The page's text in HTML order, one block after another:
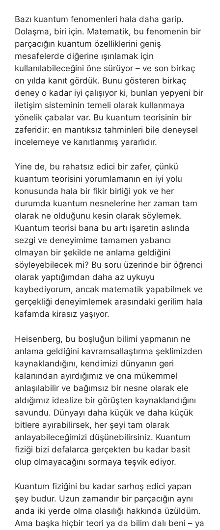
Bazı kuantum fenomenleri hala daha garip.
Dolaşma, biri için. Matematik, bu fenomenin bir
parçacığın kuantum özelliklerini geniş
mesafelerde diğerine ışınlamak için
kullanılabileceğini öne sürüyor – ve son birkaç
on yılda kanıt gördük. Bunu gösteren birkaç
deney o kadar iyi çalışıyor ki, bunları yepyeni bir
iletişim sisteminin temeli olarak kullanmaya
yönelik çabalar var. Bu kuantum teorisinin bir
zaferidir: en mantıksız tahminleri bile deneysel
incelemeye ve kanıtlanmış yararlıdır.
Yine de, bu rahatsız edici bir zafer, çünkü
kuantum teorisini yorumlamanın en iyi yolu
konusunda hala bir fikir birliği yok ve her
durumda kuantum nesnelerine her zaman tam
olarak ne olduğunu kesin olarak söylemek.
Kuantum teorisi bana bu artı işaretin aslında
sezgi ve deneyimime tamamen yabancı
olmayan bir şekilde ne anlama geldiğini
söyleyebilecek mi? Bu soru üzerinde bir öğrenci
olarak yaptığımdan daha az uykuyu
kaybediyorum, ancak matematik yapabilmek ve
gerçekliği deneyimlemek arasındaki gerilim hala
kafamda kirasız yaşıyor.
Heisenberg, bu boşluğun bilimi yapmanın ne
anlama geldiğini kavramsallaştırma şeklimizden
kaynaklandığını, kendimizi dünyanın geri
kalanından ayırdığımız ve ona mükemmel
anlaşılabilir ve bağımsız bir nesne olarak ele
aldığımız idealize bir görüşten kaynaklandığını
savundu. Dünyayı daha küçük ve daha küçük
bitlere ayırabilirsek, her şeyi tam olarak
anlayabileceğimizi düşünebilirsiniz. Kuantum
fiziği bizi defalarca gerçekten bu kadar basit
olup olmayacağını sormaya teşvik ediyor.
Kuantum fiziğini bu kadar sarhoş edici yapan
şey budur. Uzun zamandır bir parçacığın aynı
anda iki yerde olma olasılığı hakkında üzüldüm.
Ama başka hiçbir teori ya da bilim dalı beni – ya